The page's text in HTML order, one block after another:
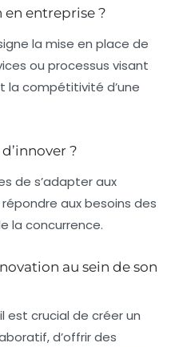
en entreprise ?
la mise en place de
ou processus visant
la compétitivité d’une
?
de s’adapter aux
aux besoins des
la concurrence.
au sein de son
est crucial de créer un
d’offrir des